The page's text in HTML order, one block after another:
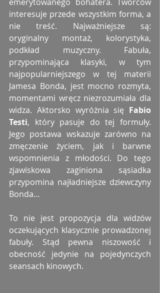
interesuje przede wszystkim forma, a
nie treść. Najważniejsze są:
oryginalny montaż, kolorystyka,
podkład muzyczny. Fabuła,
przypominająca klasyki, w tym
najpopularniejszego w tej materii
Jamesa Bonda, jest mocno rozmyta,
momentami wręcz niezrozumiała dla
widza. Aktorsko wyróżnia się Fabio
Testi, który pasuje do tej formuły.
Jego postawa wskazuje zarówno na
zmęczenie życiem, jak i barwne
wspomnienia z młodości. Do tego
zjawiskowa zaginiona sąsiadka
przypomina najładniejsze dziewczyny
Bonda…
To nie jest propozycja dla widzów
oczekujących klasycznie prowadzonej
fabuły. Stąd pewna niszowość i
obecność jedynie na pojedynczych
seansach kinowych.